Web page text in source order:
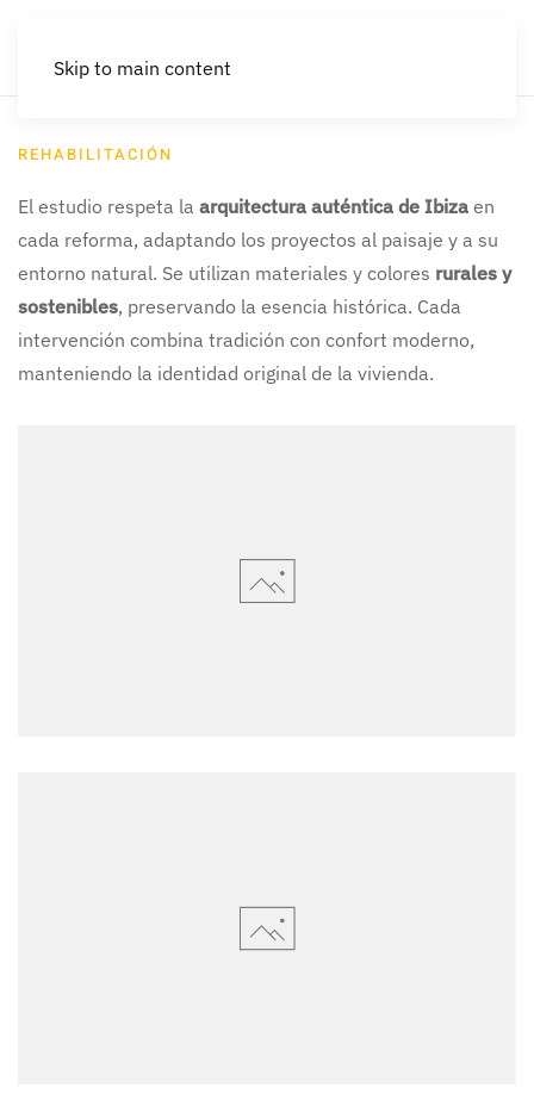
Skip to main content
REHABILITACIÓN
El estudio respeta la arquitectura auténtica de Ibiza en
cada reforma, adaptando los proyectos al paisaje y a su
entorno natural. Se utilizan materiales y colores rurales y
sostenibles, preservando la esencia histórica. Cada
intervención combina tradición con confort moderno,
manteniendo la identidad original de la vivienda.